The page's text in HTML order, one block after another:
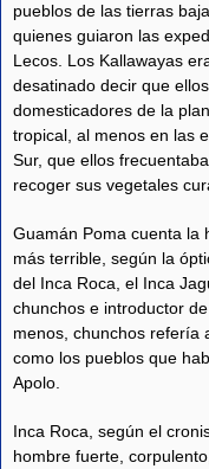
pueblos de las tierras
quienes guiaron las
Lecos. Los Kallawayas
desatinado decir que
domesticadores de la
tropical, al menos en las
Sur, que ellos
recoger sus vegetales
Guamán Poma cuenta la
más terrible, según la
del Inca Roca, el Inca
chunchos e introductor
menos, chunchos refería
como los pueblos que
Apolo.
Inca Roca, según el
hombre fuerte,